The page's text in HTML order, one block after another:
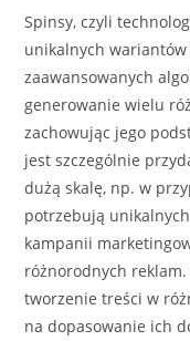
Spinsy, czyli
unikalnych
zaawansowanych
generowanie wielu
zachowując jego
jest szczególnie
dużą skalę, np. w
potrzebują
kampanii
różnorodnych
tworzenie treści w
na dopasowanie ich